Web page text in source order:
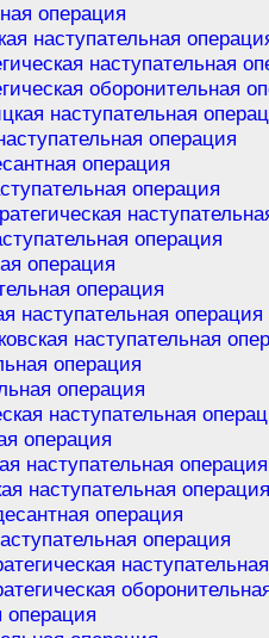
операция
наступательная
наступательная
оборонительная
наступательная
операция
операция
операция
операция
операция
операция
наступательная операция
наступательная
операция
операция
наступательная
операция
наступательная операция
наступательная
операция
операция
операция